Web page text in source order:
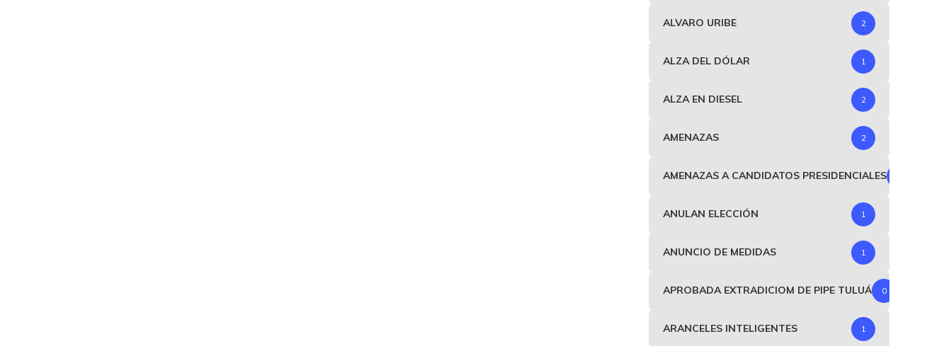
ALVARO URIBE 2
ALZA DEL DÓLAR 1
ALZA EN DIESEL 2
AMENAZAS 2
AMENAZAS A CANDIDATOS PRESIDENCIALES
ANULAN ELECCIÓN 1
ANUNCIO DE MEDIDAS 1
APROBADA EXTRADICIOM DE PIPE TULUÁ 0
ARANCELES INTELIGENTES 1